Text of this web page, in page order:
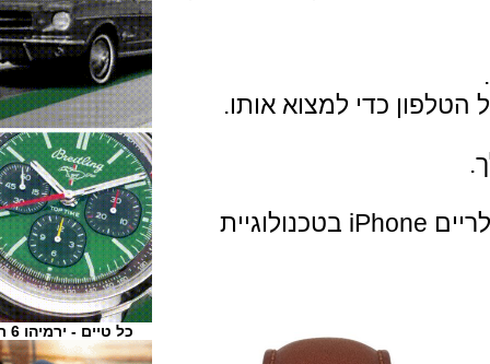
כדי למצוא אותו.
SmartWatch Android וטלפונים סלולריים iPhone בטכנולוגיית
כל טיים - ירמיהו 6 ת"א